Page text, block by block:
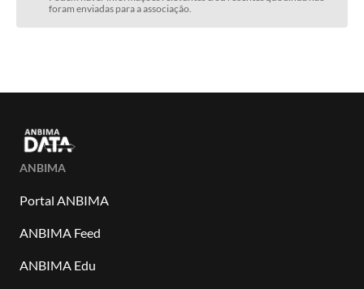
foram enviadas para a associação.
ANBIMA
Portal ANBIMA
ANBIMA Feed
ANBIMA Edu